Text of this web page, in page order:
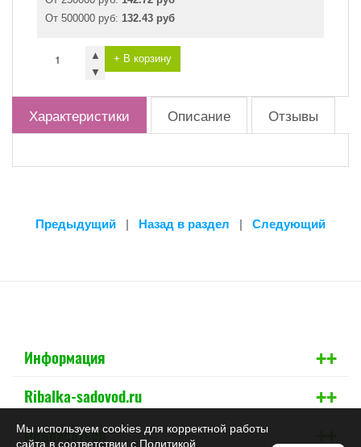
От 500000 руб: 132.43 руб
▲
▼
+ В корзину
Характеристики Описание Отзывы
Предыдущий | Назад в раздел | Следующий
Информация +
+
Ribalka-sadovod.ru +
+
Подписаться +
+
Мы используем cookies для корректной работы
сайта в соответствии с Политикой